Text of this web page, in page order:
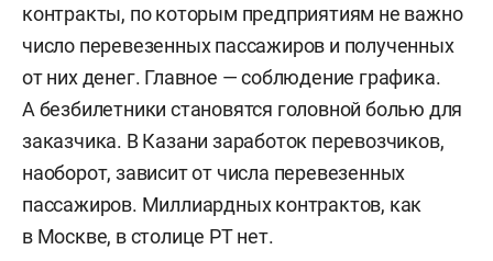
контракты, по которым предприятиям не важно
число перевезенных пассажиров и полученных
от них денег. Главное — соблюдение графика.
А безбилетники становятся головной болью для
заказчика. В Казани заработок перевозчиков,
наоборот, зависит от числа перевезенных
пассажиров. Миллиардных контрактов, как
в Москве, в столице РТ нет.